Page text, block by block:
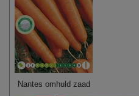
Nantes omhuld zaad